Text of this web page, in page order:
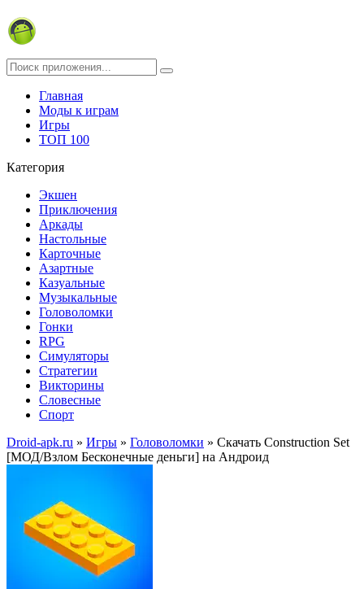
Главная
Моды к играм
Игры
ТОП 100
Категория
Экшен
Приключения
Аркады
Настольные
Карточные
Азартные
Казуальные
Музыкальные
Головоломки
Гонки
RPG
Симуляторы
Стратегии
Викторины
Словесные
Спорт
Droid-apk.ru » Игры » Головоломки » Скачать Construction Set
[МОД/Взлом Бесконечные деньги] на Андроид